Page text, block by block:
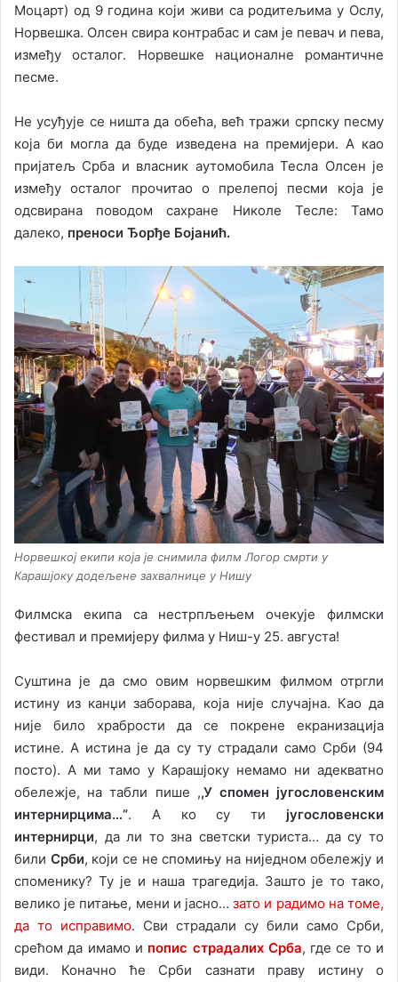
Моцарт) од 9 година који живи са родитељима у Ослу,
Норвешка. Олсен свира контрабас и сам је певач и пева,
између осталог. Норвешке националне романтичне
песме.
Не усуђује се ништа да обећа, већ тражи српску песму
која би могла да буде изведена на премијери. А као
пријатељ Срба и власник аутомобила Тесла Олсен је
између осталог прочитао о прелепој песми која је
одсвирана поводом сахране Николе Тесле: Тамо
далеко, преноси Ђорђе Бојанић.
Норвешкој екипи која је снимила филм Логор смрти у
Карашјоку додељене захвалнице у Нишу
Филмска екипа са нестрпљењем очекује филмски
фестивал и премијеру филма у Ниш-у 25. августа!
Суштина је да смо овим норвешким филмом отргли
истину из канџи заборава, која није случајна. Као да
није било храбрости да се покрене екранизација
истине. А истина је да су ту страдали само Срби (94
посто). А ми тамо у Карашјоку немамо ни адекватно
обележје, на табли пише ,,У спомен југословенским
интернирцима…“. А ко су ти југословенски
интернирци, да ли то зна светски туриста… да су то
били Срби, који се не спомињу на ниједном обележју и
споменику? Ту је и наша трагедија. Зашто је то тако,
велико је питање, мени и јасно…зато и радимо на томе,
да то исправимо. Сви страдали су били само Срби,
срећом да имамо и попис страдалих Срба, где се то и
види. Коначно ће Срби сазнати праву истину о